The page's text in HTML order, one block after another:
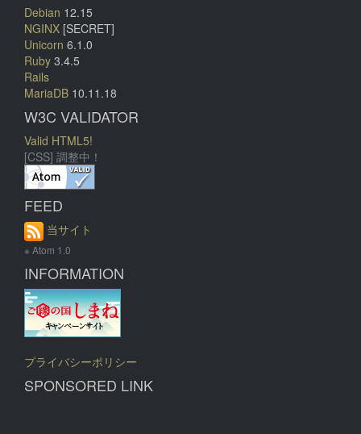
Debian 12.15
NGINX [SECRET]
Unicorn 6.1.0
Ruby 3.4.5
Rails
MariaDB 10.11.18
W3C VALIDATOR
Valid HTML5!
[CSS] 調整中！
FEED
当サイト
※ Atom 1.0
INFORMATION
プライバシーポリシー
SPONSORED LINK